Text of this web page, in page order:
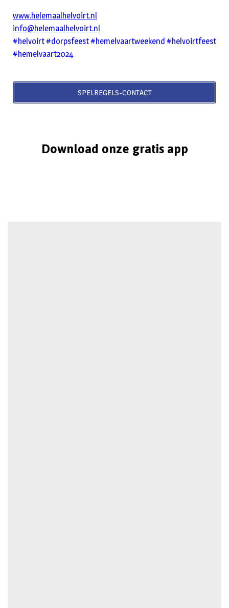
www.helemaalhelvoirt.nl
info@helemaalhelvoirt.nl
#helvoirt #dorpsfeest #hemelvaartweekend #helvoirtfeest
#hemelvaart2024
SPELREGELS-CONTACT
Download onze gratis app